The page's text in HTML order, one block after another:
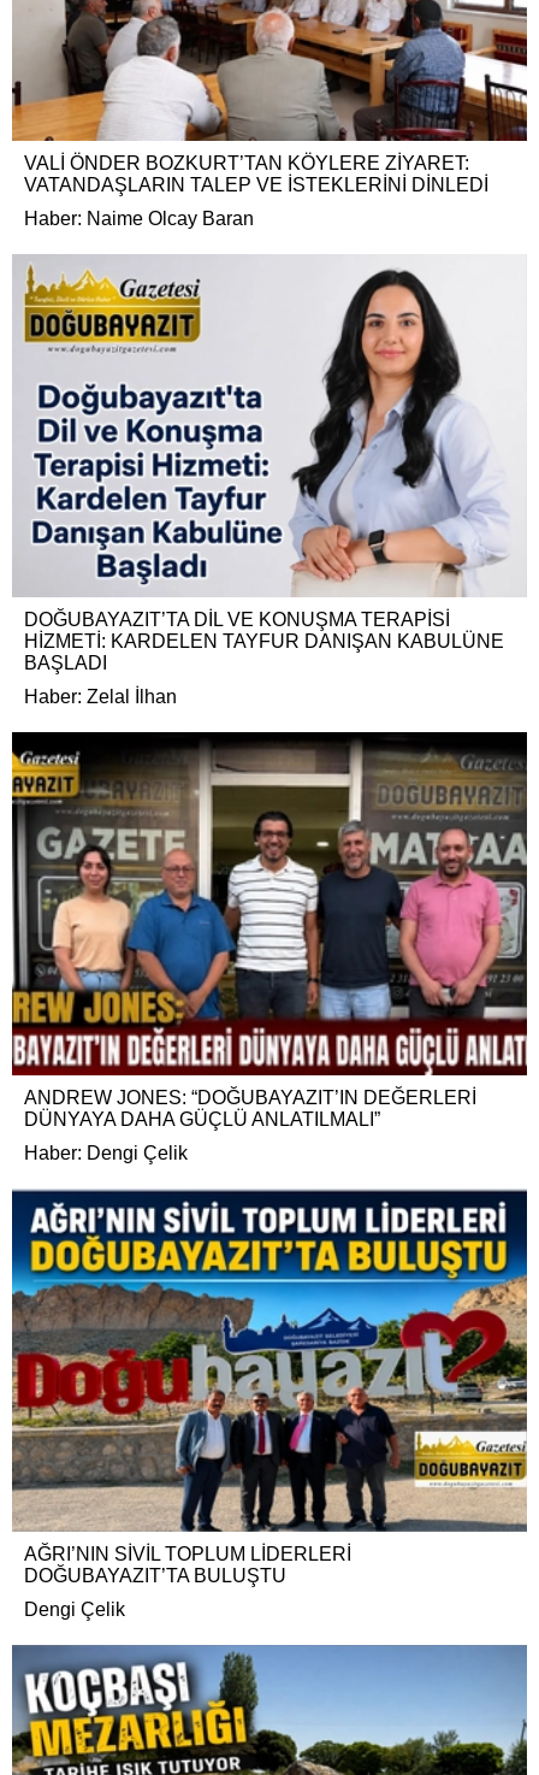
VALİ ÖNDER BOZKURT’TAN KÖYLERE ZİYARET:
VATANDAŞLARIN TALEP VE İSTEKLERİNİ DİNLEDİ
Haber: Naime Olcay Baran
DOĞUBAYAZIT’TA DİL VE KONUŞMA TERAPİSİ
HİZMETİ: KARDELEN TAYFUR DANIŞAN KABULÜNE
BAŞLADI
Haber: Zelal İlhan
ANDREW JONES: “DOĞUBAYAZIT’IN DEĞERLERİ
DÜNYAYA DAHA GÜÇLÜ ANLATILMALI”
Haber: Dengi Çelik
AĞRI’NIN SİVİL TOPLUM LİDERLERİ
DOĞUBAYAZIT’TA BULUŞTU
Dengi Çelik